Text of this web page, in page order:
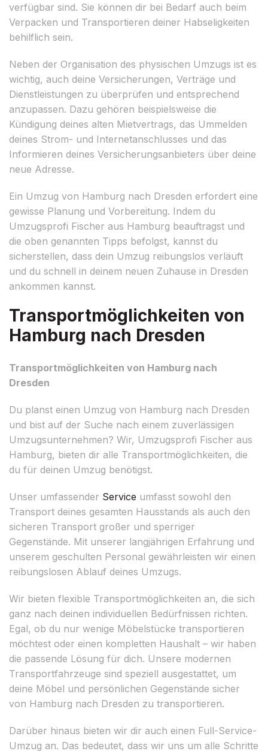
verfügbar sind. Sie können dir bei Bedarf auch beim
Verpacken und Transportieren deiner Habseligkeiten
behilflich sein.
Neben der Organisation des physischen Umzugs ist es
wichtig, auch deine Versicherungen, Verträge und
Dienstleistungen zu überprüfen und entsprechend
anzupassen. Dazu gehören beispielsweise die
Kündigung deines alten Mietvertrags, das Ummelden
deines Strom- und Internetanschlusses und das
Informieren deines Versicherungsanbieters über deine
neue Adresse.
Ein Umzug von Hamburg nach Dresden erfordert eine
gewisse Planung und Vorbereitung. Indem du
Umzugsprofi Fischer aus Hamburg beauftragst und
die oben genannten Tipps befolgst, kannst du
sicherstellen, dass dein Umzug reibungslos verläuft
und du schnell in deinem neuen Zuhause in Dresden
ankommen kannst.
Transportmöglichkeiten von
Hamburg nach Dresden
Transportmöglichkeiten von Hamburg nach
Dresden
Du planst einen Umzug von Hamburg nach Dresden
und bist auf der Suche nach einem zuverlässigen
Umzugsunternehmen? Wir, Umzugsprofi Fischer aus
Hamburg, bieten dir alle Transportmöglichkeiten, die
du für deinen Umzug benötigst.
Unser umfassender Service umfasst sowohl den
Transport deines gesamten Hausstands als auch den
sicheren Transport großer und sperriger
Gegenstände. Mit unserer langjährigen Erfahrung und
unserem geschulten Personal gewährleisten wir einen
reibungslosen Ablauf deines Umzugs.
Wir bieten flexible Transportmöglichkeiten an, die sich
ganz nach deinen individuellen Bedürfnissen richten.
Egal, ob du nur wenige Möbelstücke transportieren
möchtest oder einen kompletten Haushalt – wir haben
die passende Lösung für dich. Unsere modernen
Transportfahrzeuge sind speziell ausgestattet, um
deine Möbel und persönlichen Gegenstände sicher
von Hamburg nach Dresden zu transportieren.
Darüber hinaus bieten wir dir auch einen Full-Service-
Umzug an. Das bedeutet, dass wir uns um alle Schritte